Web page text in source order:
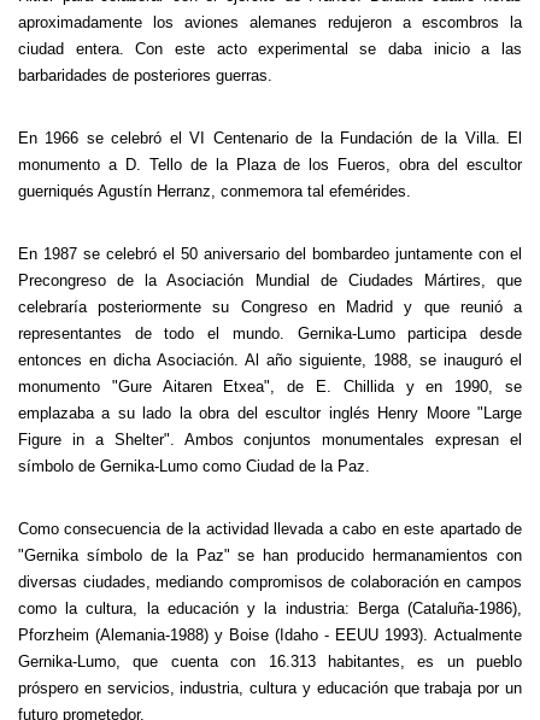
aproximadamente los aviones alemanes redujeron a escombros la
ciudad entera. Con este acto experimental se daba inicio a las
barbaridades de posteriores guerras.
En 1966 se celebró el VI Centenario de la Fundación de la Villa. El
monumento a D. Tello de la Plaza de los Fueros, obra del escultor
guerniqués Agustín Herranz, conmemora tal efemérides.
En 1987 se celebró el 50 aniversario del bombardeo juntamente con el
Precongreso de la Asociación Mundial de Ciudades Mártires, que
celebraría posteriormente su Congreso en Madrid y que reunió a
representantes de todo el mundo. Gernika-Lumo participa desde
entonces en dicha Asociación. Al año siguiente, 1988, se inauguró el
monumento "Gure Aitaren Etxea", de E. Chillida y en 1990, se
emplazaba a su lado la obra del escultor inglés Henry Moore "Large
Figure in a Shelter". Ambos conjuntos monumentales expresan el
símbolo de Gernika-Lumo como Ciudad de la Paz.
Como consecuencia de la actividad llevada a cabo en este apartado de
"Gernika símbolo de la Paz" se han producido hermanamientos con
diversas ciudades, mediando compromisos de colaboración en campos
como la cultura, la educación y la industria: Berga (Cataluña-1986),
Pforzheim (Alemania-1988) y Boise (Idaho - EEUU 1993). Actualmente
Gernika-Lumo, que cuenta con 16.313 habitantes, es un pueblo
próspero en servicios, industria, cultura y educación que trabaja por un
futuro prometedor.